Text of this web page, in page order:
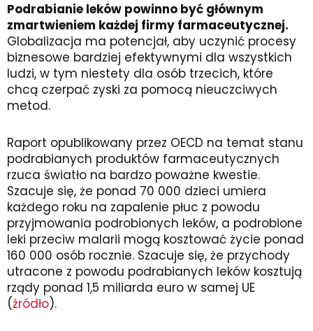
Podrabianie leków powinno być głównym
zmartwieniem każdej firmy farmaceutycznej.
Globalizacja ma potencjał, aby uczynić procesy
biznesowe bardziej efektywnymi dla wszystkich
ludzi, w tym niestety dla osób trzecich, które
chcą czerpać zyski za pomocą nieuczciwych
metod.
Raport opublikowany przez OECD na temat stanu
podrabianych produktów farmaceutycznych
rzuca światło na bardzo poważne kwestie.
Szacuje się, że ponad 70 000 dzieci umiera
każdego roku na zapalenie płuc z powodu
przyjmowania podrobionych leków, a podrobione
leki przeciw malarii mogą kosztować życie ponad
160 000 osób rocznie. Szacuje się, że przychody
utracone z powodu podrabianych leków kosztują
rządy ponad 1,5 miliarda euro w samej UE
(źródło).